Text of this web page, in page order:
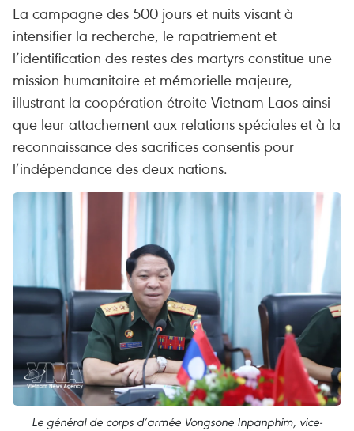
La campagne des 500 jours et nuits visant à
intensifier la recherche, le rapatriement et
l’identification des restes des martyrs constitue une
mission humanitaire et mémorielle majeure,
illustrant la coopération étroite Vietnam-Laos ainsi
que leur attachement aux relations spéciales et à la
reconnaissance des sacrifices consentis pour
l’indépendance des deux nations.
Le général de corps d’armée Vongsone Inpanphim, vice-